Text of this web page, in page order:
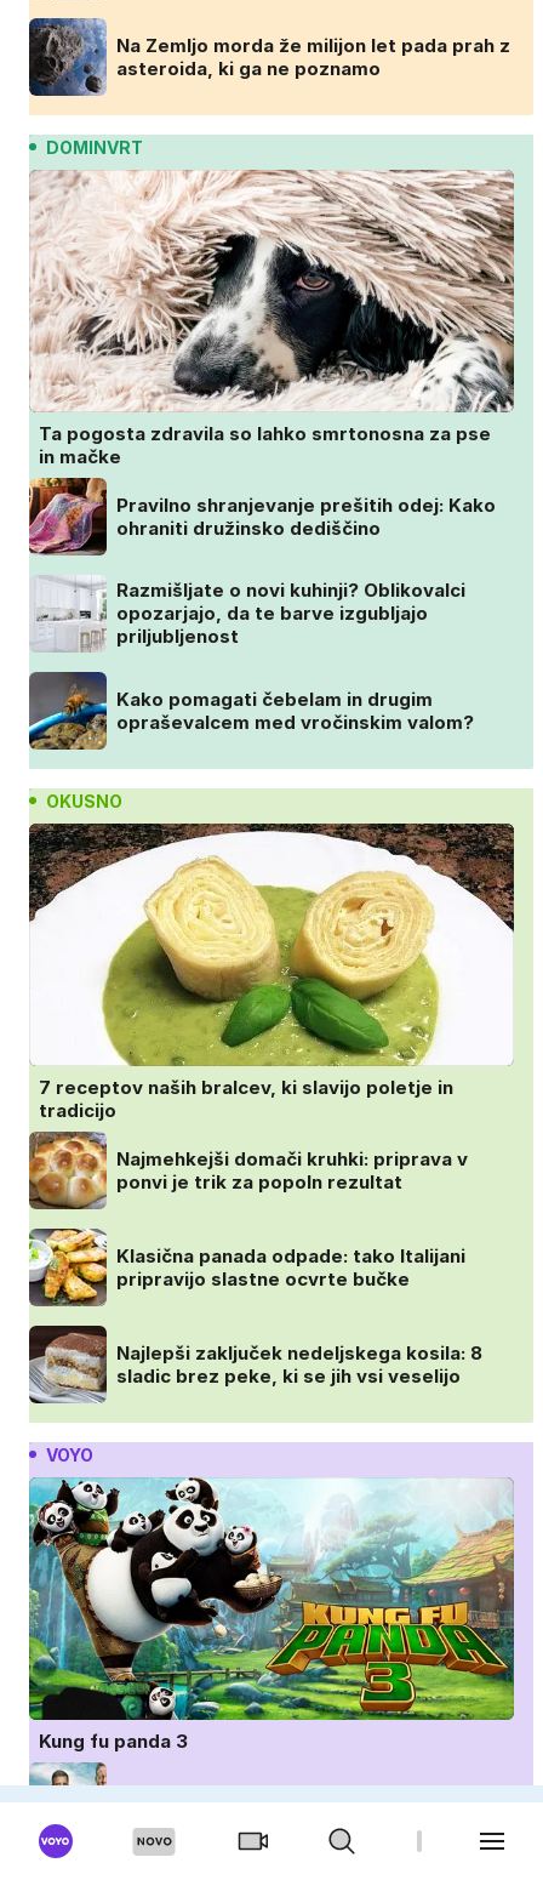
Na Zemljo morda že milijon let pada prah z
asteroida, ki ga ne poznamo
DOMINVRT
Ta pogosta zdravila so lahko smrtonosna za pse
in mačke
Pravilno shranjevanje prešitih odej: Kako
ohraniti družinsko dediščino
Razmišljate o novi kuhinji? Oblikovalci
opozarjajo, da te barve izgubljajo
priljubljenost
Kako pomagati čebelam in drugim
opraševalcem med vročinskim valom?
OKUSNO
7 receptov naših bralcev, ki slavijo poletje in
tradicijo
Najmehkejši domači kruhki: priprava v
ponvi je trik za popoln rezultat
Klasična panada odpade: tako Italijani
pripravijo slastne ocvrte bučke
Najlepši zaključek nedeljskega kosila: 8
sladic brez peke, ki se jih vsi veselijo
VOYO
Kung fu panda 3
Sommerdahlovi umori